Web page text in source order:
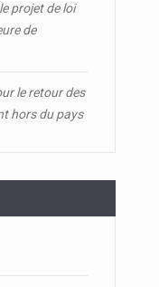
projet de loi
de
le retour des
hors du pays